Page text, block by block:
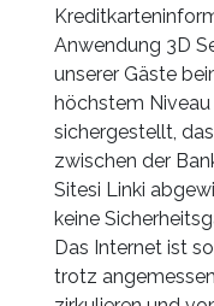
Anwendung 3D
unserer Gäste
höchstem
sichergestellt,
zwischen der
Sitesi Linki
keine
Das Internet ist
trotz